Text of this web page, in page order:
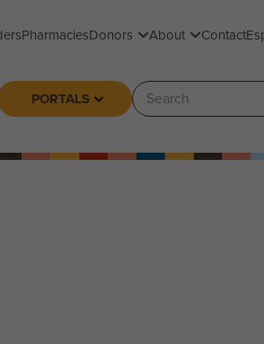
PharmaciesDonors Toggle submenu
AboutToggle
Contact
PORTALS Toggle submenu
Search: